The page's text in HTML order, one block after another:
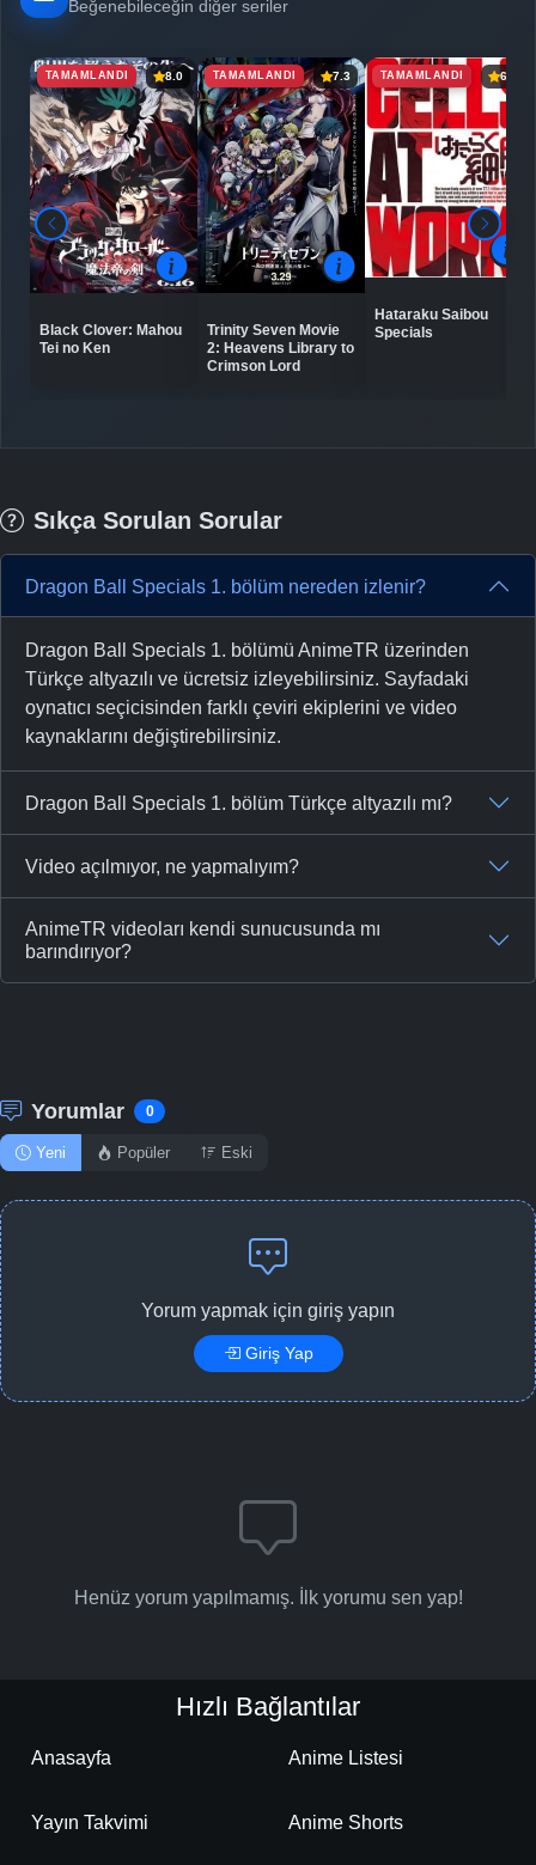
Beğenebileceğin diğer seriler
TAMAMLANDI 8.0
Black Clover: Mahou
Tei no Ken
TAMAMLANDI 7.3
Trinity Seven Movie
2: Heavens Library to
Crimson Lord
TAMAMLANDI 6.7
Hataraku Saibou
Specials
Sıkça Sorulan Sorular
Dragon Ball Specials 1. bölüm nereden izlenir?
Dragon Ball Specials 1. bölümü AnimeTR üzerinden
Türkçe altyazılı ve ücretsiz izleyebilirsiniz. Sayfadaki
oynatıcı seçicisinden farklı çeviri ekiplerini ve video
kaynaklarını değiştirebilirsiniz.
Dragon Ball Specials 1. bölüm Türkçe altyazılı mı?
Video açılmıyor, ne yapmalıyım?
AnimeTR videoları kendi sunucusunda mı
barındırıyor?
Yorumlar 0
Yeni Popüler Eski
Yorum yapmak için giriş yapın
Giriş Yap
Henüz yorum yapılmamış. İlk yorumu sen yap!
Hızlı Bağlantılar
Anasayfa Anime Listesi
Yayın Takvimi Anime Shorts